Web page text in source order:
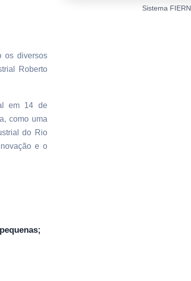
os diversos
Roberto
em 14 de
como uma
do Rio
e o
Sistema FIERN